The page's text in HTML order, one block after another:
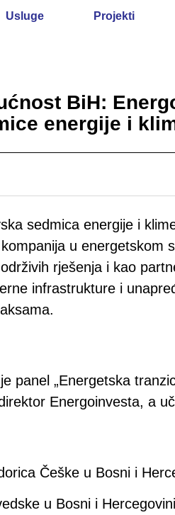
Usluge Projekti
BiH:
energije i
sedmica energije i
u energetskom
rješenja i kao
infrastrukture i
panel „Energetska
Energoinvesta, a
Češke u Bosni i
u Bosni i Hercegovini